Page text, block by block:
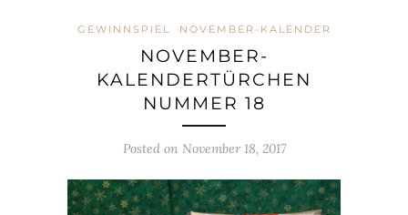
GEWINNSPIEL NOVEMBER-KALENDER
NOVEMBER-
KALENDERTÜRCHEN
NUMMER 18
Posted on November 18, 2017